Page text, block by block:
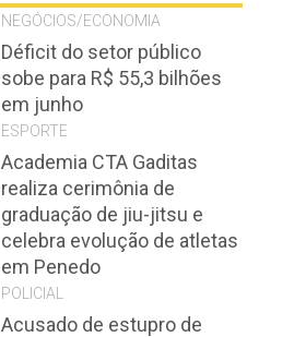
NEGÓCIOS/ECONOMIA
Déficit do setor público
sobe para R$ 55,3 bilhões
em junho
ESPORTE
Academia CTA Gaditas
realiza cerimônia de
graduação de jiu-jitsu e
celebra evolução de atletas
em Penedo
POLICIAL
Acusado de estupro de